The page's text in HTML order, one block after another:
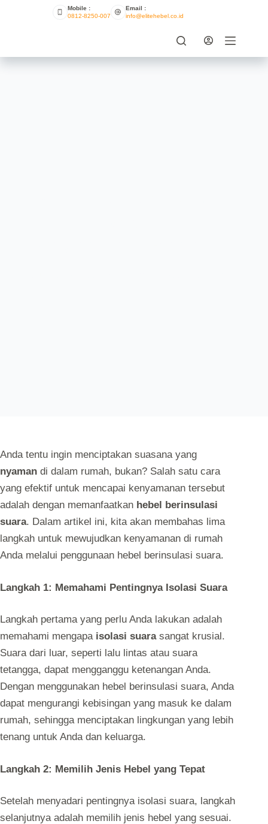
Mobile :
0812-8250-007
Email :
info@elitehebel.co.id
Anda tentu ingin menciptakan suasana yang
nyaman di dalam rumah, bukan? Salah satu cara
yang efektif untuk mencapai kenyamanan tersebut
adalah dengan memanfaatkan hebel berinsulasi
suara. Dalam artikel ini, kita akan membahas lima
langkah untuk mewujudkan kenyamanan di rumah
Anda melalui penggunaan hebel berinsulasi suara.
Langkah 1: Memahami Pentingnya Isolasi Suara
Langkah pertama yang perlu Anda lakukan adalah
memahami mengapa isolasi suarasangat krusial.
Suara dari luar, seperti lalu lintas atau suara
tetangga, dapat mengganggu ketenangan Anda.
Dengan menggunakan hebel berinsulasi suara, Anda
dapat mengurangi kebisingan yang masuk ke dalam
rumah, sehingga menciptakan lingkungan yang lebih
tenang untuk Anda dan keluarga.
Langkah 2: Memilih Jenis Hebel yang Tepat
Setelah menyadari pentingnya isolasi suara, langkah
selanjutnya adalah memilih jenis hebel yang sesuai.